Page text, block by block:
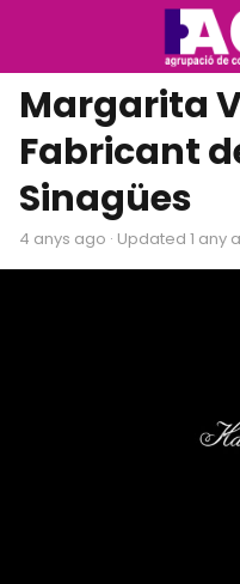
Margarita
Fabricant
Sinagües
4 anys ago · Updated 1 any